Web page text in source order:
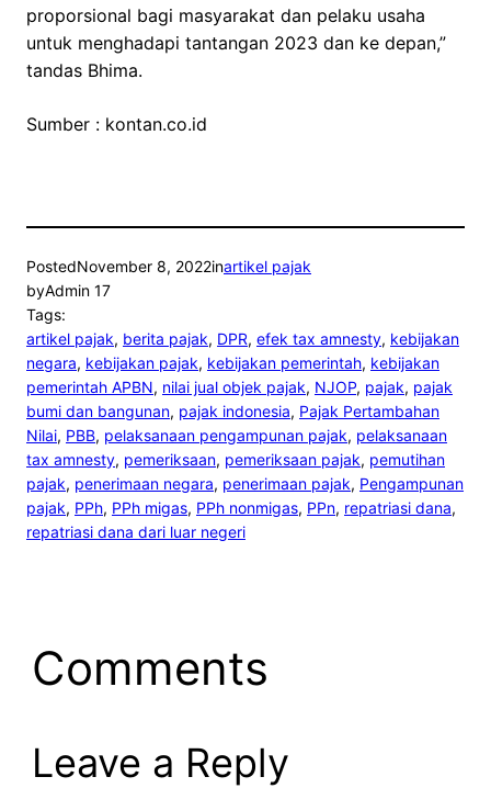
proporsional bagi masyarakat dan pelaku usaha
untuk menghadapi tantangan 2023 dan ke depan,”
tandas Bhima.
Sumber : kontan.co.id
PostedNovember 8, 2022inartikel pajak
byAdmin 17
Tags:
artikel pajak, berita pajak, DPR, efek tax amnesty, kebijakan
negara, kebijakan pajak, kebijakan pemerintah, kebijakan
pemerintah APBN, nilai jual objek pajak, NJOP, pajak, pajak
bumi dan bangunan, pajak indonesia, Pajak Pertambahan
Nilai, PBB, pelaksanaan pengampunan pajak, pelaksanaan
tax amnesty, pemeriksaan, pemeriksaan pajak, pemutihan
pajak, penerimaan negara, penerimaan pajak, Pengampunan
pajak, PPh, PPh migas, PPh nonmigas, PPn, repatriasi dana
repatriasi dana dari luar negeri
Comments
Leave a Reply